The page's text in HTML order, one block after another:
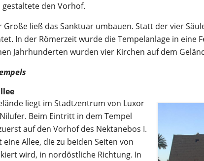
gestaltete den Vorhof.
Große ließ das Sanktuar umbauen. Statt der vier
In der Römerzeit wurde die Tempelanlage in eine
Jahrhunderten wurden vier Kirchen auf dem
liegt im Stadtzentrum von Luxor
Beim Eintritt in dem Tempel
auf den Vorhof des Nektanebos I.
Allee, die zu beiden Seiten von
wird, in nordöstliche Richtung. In